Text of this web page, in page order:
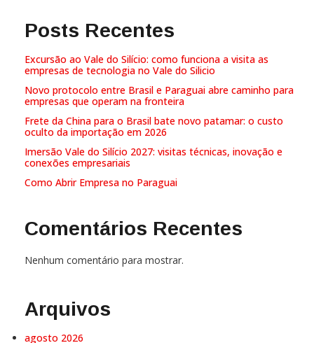
Posts Recentes
Excursão ao Vale do Silício: como funciona a visita as
empresas de tecnologia no Vale do Silicio
Novo protocolo entre Brasil e Paraguai abre caminho para
empresas que operam na fronteira
Frete da China para o Brasil bate novo patamar: o custo
oculto da importação em 2026
Imersão Vale do Silício 2027: visitas técnicas, inovação e
conexões empresariais
Como Abrir Empresa no Paraguai
Comentários Recentes
Nenhum comentário para mostrar.
Arquivos
agosto 2026